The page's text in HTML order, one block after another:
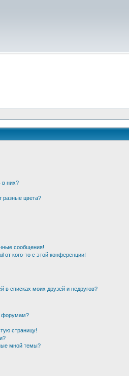
в них?
разные цвета?
сообщения!
от кого-то с этой конференции!
в списках моих друзей и недругов?
форумам?
страницу!
мной темы?